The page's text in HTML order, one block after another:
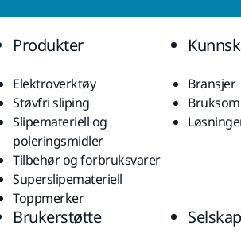
Produkter
Elektroverktøy
Støvfri sliping
Slipemateriell og
poleringsmidler
Tilbehør og forbruksvarer
Superslipemateriell
Toppmerker
Bransjer
Brukerstøtte Selskap